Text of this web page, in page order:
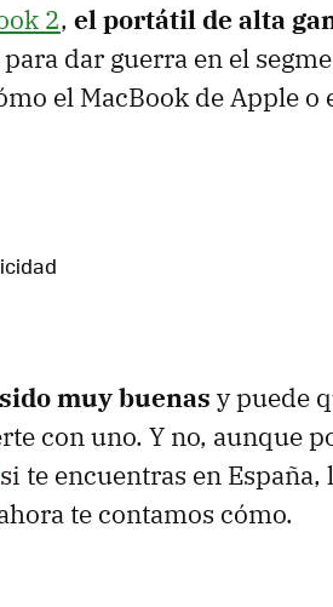
2, el portátil de alta
dar guerra en el
el MacBook de Apple o
muy buenas y puede
con uno. Y no, aunque
si te encuentras en España,
te contamos cómo.